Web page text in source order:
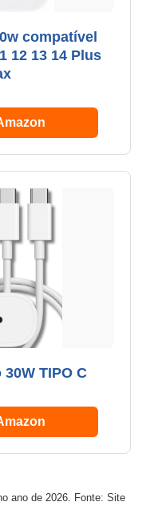
compatível
12 13 14 Plus
TIPO C
ano de 2026. Fonte: Site